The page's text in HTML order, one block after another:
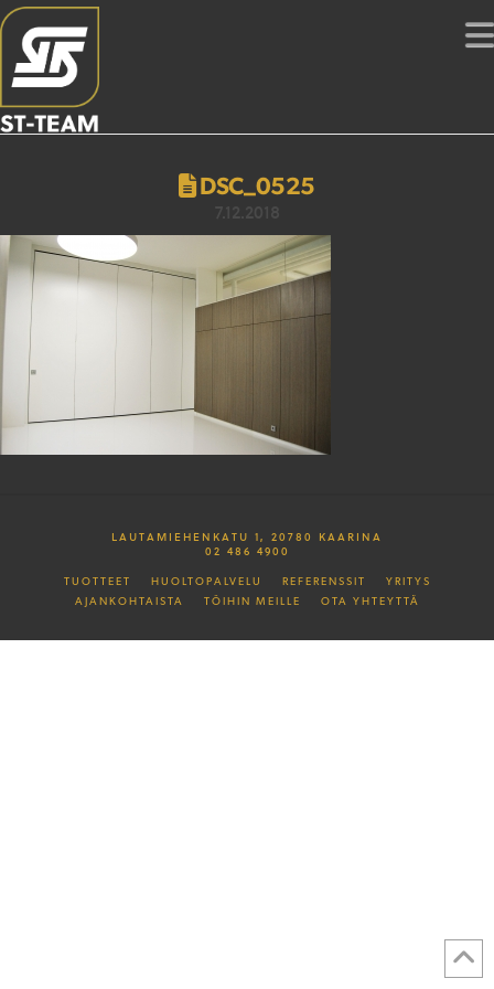
DSC_0525
LAUTAMIEHENKATU 1, 20780 KAARINA
02 486 4900
TUOTTEET HUOLTOPALVELU REFERENSSIT
YRITYS
AJANKOHTAISTA
TÖIHIN MEILLE OTA YHTEYTTÄ